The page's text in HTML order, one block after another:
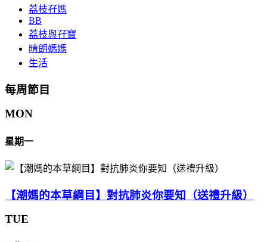
荔枝孖媽
BB
荔枝與孖寶
晴朗媽媽
生活
每周節目
MON
星期一
【潮媽的本草綱目】對抗肺炎你要知（送禮升級）
TUE